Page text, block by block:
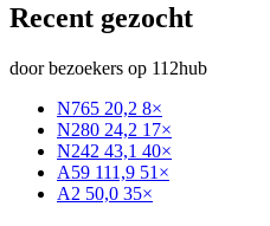
Recent gezocht
door bezoekers op 112hub
N765 20,2 8×
N280 24,2 17×
N242 43,1 40×
A59 111,9 51×
A2 50,0 35×